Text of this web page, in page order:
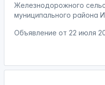
Железнодорожного
муниципального района
Объявление от 22 июля